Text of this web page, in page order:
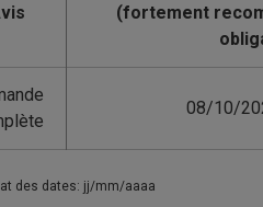
08/10/
des dates: jj/mm/aaaa